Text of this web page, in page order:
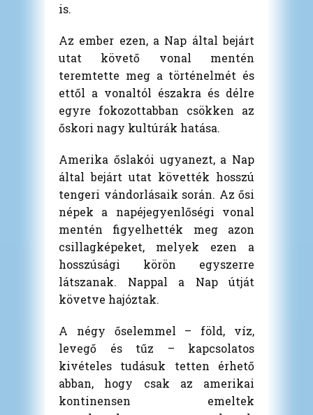
is.
Az ember ezen, a Nap által bejárt
utat követő vonal mentén
teremtette meg a történelmét és
ettől a vonaltól északra és délre
egyre fokozottabban csökken az
őskori nagy kultúrák hatása.
Amerika őslakói ugyanezt, a Nap
által bejárt utat követték hosszú
tengeri vándorlásaik során. Az ősi
népek a napéjegyenlőségi vonal
mentén figyelhették meg azon
csillagképeket, melyek ezen a
hosszúsági körön egyszerre
látszanak. Nappal a Nap útját
követve hajóztak.
A négy őselemmel – föld, víz,
levegő és tűz – kapcsolatos
kivételes tudásuk tetten érhető
abban, hogy csak az amerikai
kontinensen emeltek